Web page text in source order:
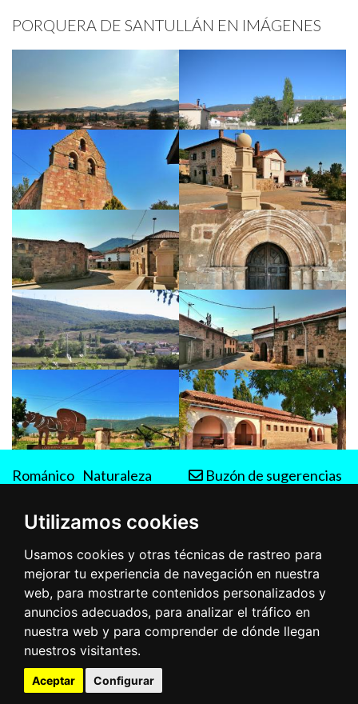
Utilizamos cookies
Usamos cookies y otras técnicas de rastreo para
mejorar tu experiencia de navegación en nuestra
web, para mostrarte contenidos personalizados y
anuncios adecuados, para analizar el tráfico en
nuestra web y para comprender de dónde llegan
nuestros visitantes.
Aceptar Configurar
PORQUERA DE SANTULLÁN EN IMÁGENES
Románico Naturaleza
Buzón de sugerencias